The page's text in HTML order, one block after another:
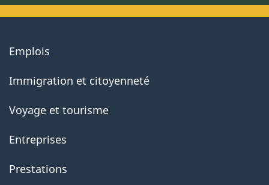
About
government
Emplois
Immigration et citoyenneté
Voyage et tourisme
Entreprises
Prestations